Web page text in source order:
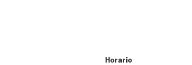
Horario